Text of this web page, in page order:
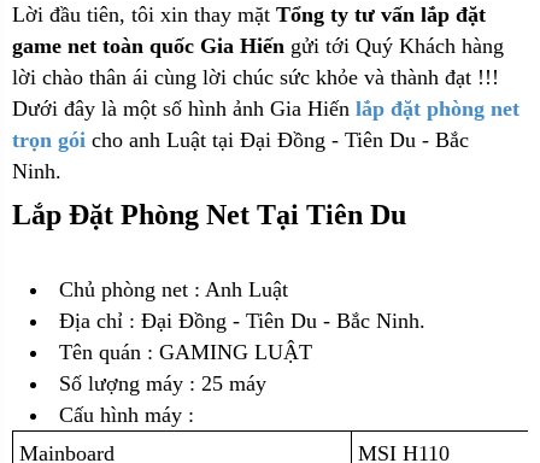
Lời đầu tiên, tôi xin thay mặt Tổng ty tư vấn lắp đặt
game net toàn quốc Gia Hiến gửi tới Quý Khách hàng
lời chào thân ái cùng lời chúc sức khỏe và thành đạt !!!
Dưới đây là một số hình ảnh Gia Hiến lắp đặt phòng net
trọn gói cho anh Luật tại Đại Đồng - Tiên Du - Bắc
Ninh.
Lắp Đặt Phòng Net Tại Tiên Du
Chủ phòng net : Anh Luật
Địa chỉ : Đại Đồng - Tiên Du - Bắc Ninh.
Tên quán : GAMING LUẬT
Số lượng máy : 25 máy
Cấu hình máy :
Mainboard
MSI H110